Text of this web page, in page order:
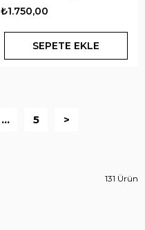
₺1.750,00
SEPETE EKLE
... 5 >
131 Ürün